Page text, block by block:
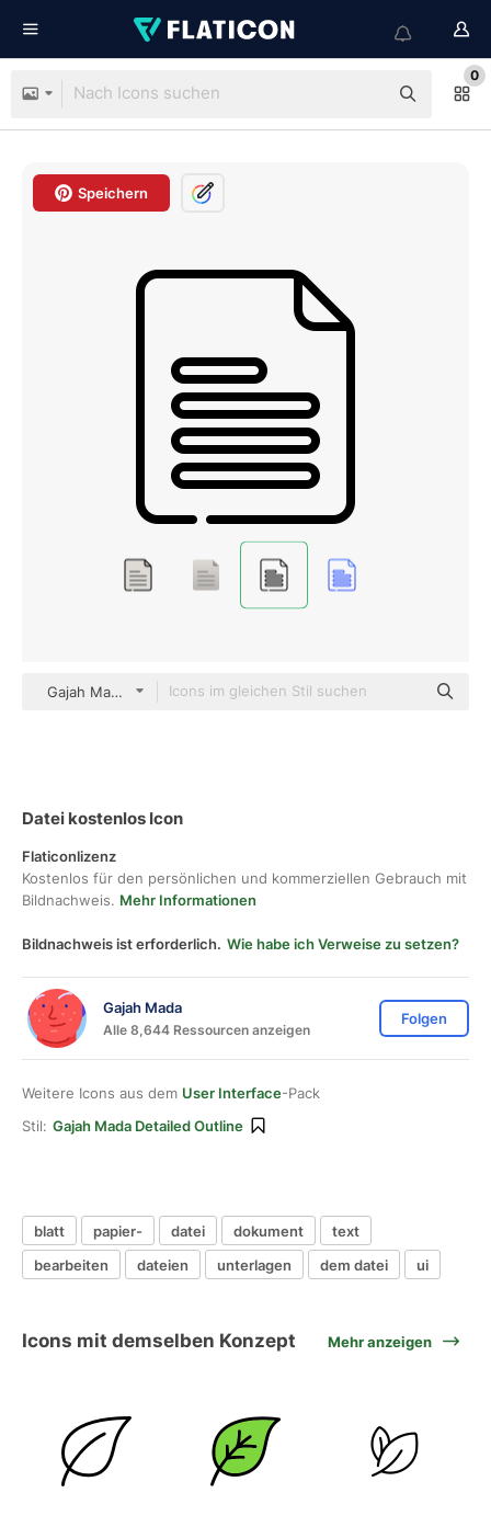
0
Speichern
Gajah Mada Detailed Outline
Datei kostenlos Icon
Flaticonlizenz
Kostenlos für den persönlichen und kommerziellen Gebrauch mit
Bildnachweis. Mehr Informationen
Bildnachweis ist erforderlich. Wie habe ich Verweise zu setzen?
Gajah Mada
Alle 8,644 Ressourcen anzeigen
Folgen
Weitere Icons aus dem User Interface-Pack
Stil: Gajah Mada Detailed Outline
blatt papier- datei dokument
text
bearbeiten
dateien unterlagen dem datei ui
Icons mit demselben Konzept Mehr anzeigen